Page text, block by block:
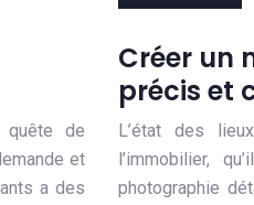
quête de
et
a des
Créer un
précis et
L’état des
l’immobilier,
photographie